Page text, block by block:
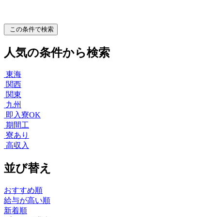
この条件で検索
人気の条件から検索
東海
関西
関東
九州
即入寮OK
期間工
寮あり
高収入
並び替え
おすすめ順
給与が高い順
新着順